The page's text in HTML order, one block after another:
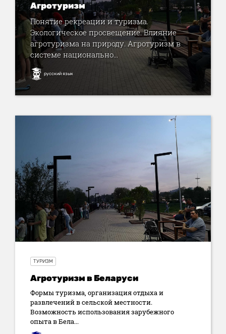
Агротуризм
Понятие рекреации и туризма.
Экологическое просвещение. Влияние
агротуризма на природу. Агротуризм в
системе национально...
русский язык
ТУРИЗМ
Агротуризм в Беларуси
Формы туризма, организация отдыха и
развлечений в сельской местности.
Возможность использования зарубежного
опыта в Бела...